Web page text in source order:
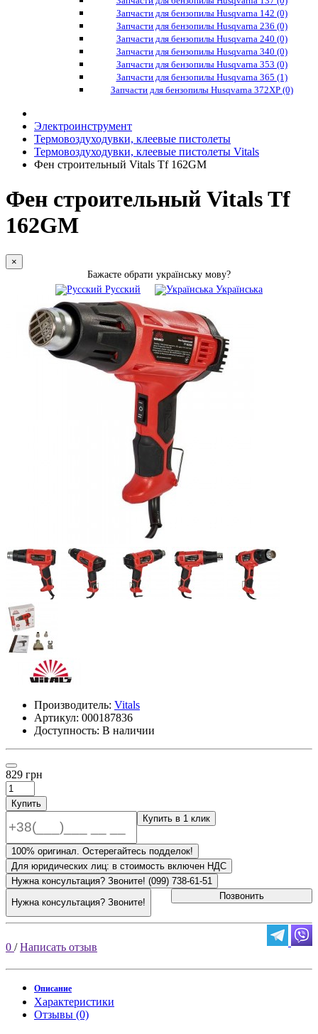
Запчасти для бензопилы Husqvarna 142 (0)
Запчасти для бензопилы Husqvarna 236 (0)
Запчасти для бензопилы Husqvarna 240 (0)
Запчасти для бензопилы Husqvarna 340 (0)
Запчасти для бензопилы Husqvarna 353 (0)
Запчасти для бензопилы Husqvarna 365 (1)
Запчасти для бензопилы Husqvarna 372XP (0)
Электроинструмент
Термовоздуходувки, клеевые пистолеты
Термовоздуходувки, клеевые пистолеты Vitals
Фен строительный Vitals Tf 162GM
Фен строительный Vitals Tf
162GM
×
Бажаєте обрати українську мову?
Русский
Українська
Производитель: Vitals
Артикул: 000187836
Доступность: В наличии
829 грн
Купить
Купить в 1 клик
100% оригинал. Остерегайтесь подделок!
Для юридических лиц: в стоимость включен НДС
Нужна консультация? Звоните! (099) 738-61-51
Нужна консультация? Звоните!
Позвонить
0 /Написать отзыв
Описание
Характеристики
Отзывы (0)